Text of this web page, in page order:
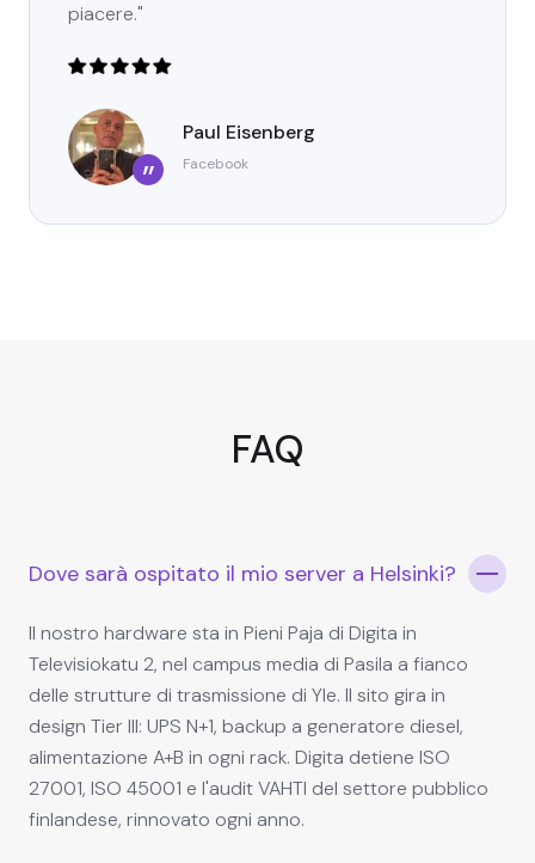
piacere."
”
Paul Eisenberg
Facebook
FAQ
Dove sarà ospitato il mio server a Helsinki?
Il nostro hardware sta in Pieni Paja di Digita in
Televisiokatu 2, nel campus media di Pasila a fianco
delle strutture di trasmissione di Yle. Il sito gira in
design Tier III: UPS N+1, backup a generatore diesel,
alimentazione A+B in ogni rack. Digita detiene ISO
27001, ISO 45001 e l'audit VAHTI del settore pubblico
finlandese, rinnovato ogni anno.